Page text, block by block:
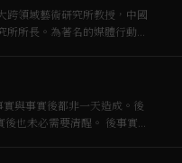
跨領域藝術研究所教授，中國
所所長。為著名的媒體行動與
必需要清醒。 後事實是